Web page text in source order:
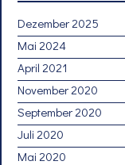
Dezember 2025
Mai 2024
April 2021
November 2020
September 2020
Juli 2020
Mai 2020